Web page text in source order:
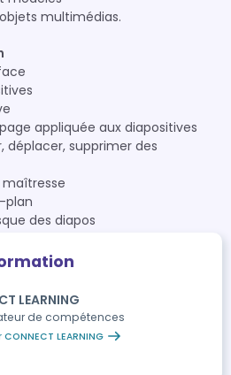
multimédias.
appliquée aux diapositives
déplacer, supprimer des
plan
des diapos
en mode Plan
texte
forme une image
LEARNING
de compétences
LEARNING